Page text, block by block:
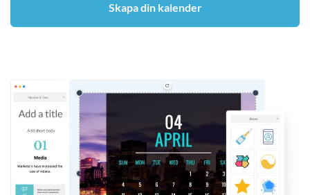
Skapa din kalender